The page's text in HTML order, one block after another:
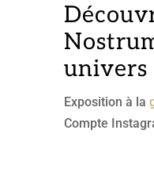
Exposition à la
Compte